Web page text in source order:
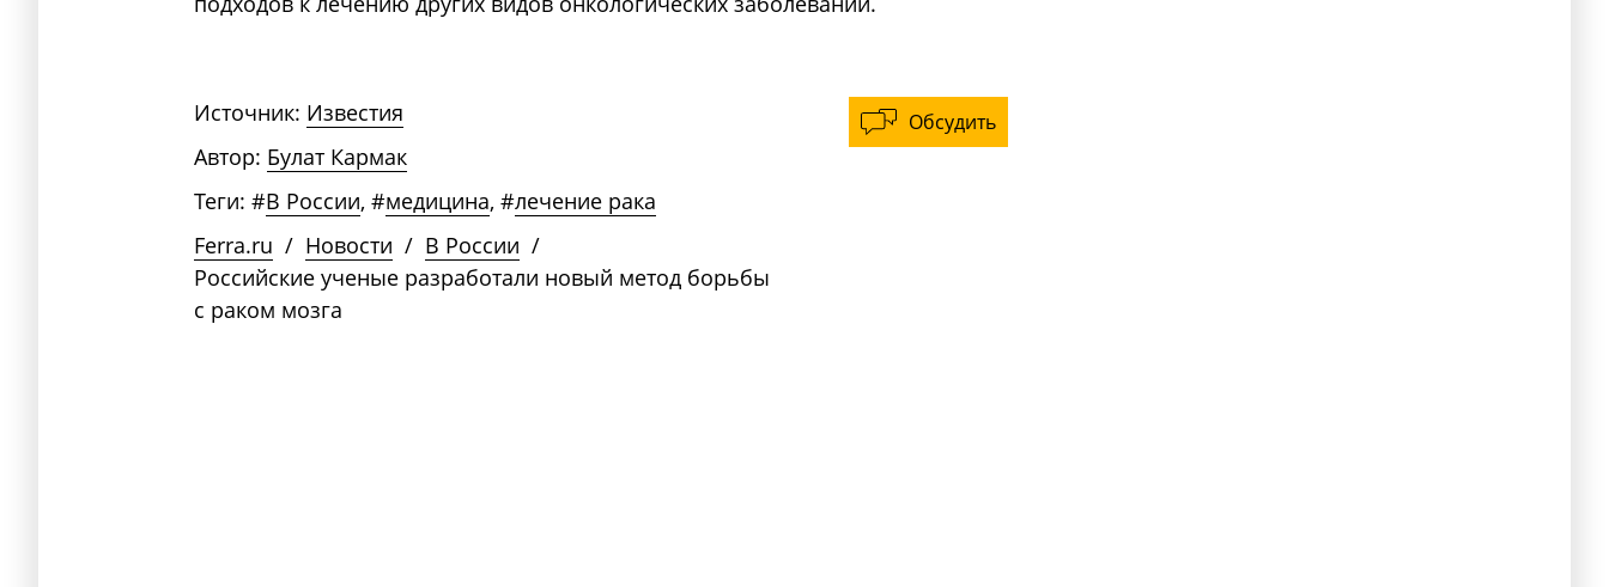
Обсудить
Источник: Известия
Автор: Булат Кармак
Теги: #В России, #медицина, #лечение рака
Ferra.ru / Новости / В России /
Российские ученые разработали новый метод борьбы
с раком мозга